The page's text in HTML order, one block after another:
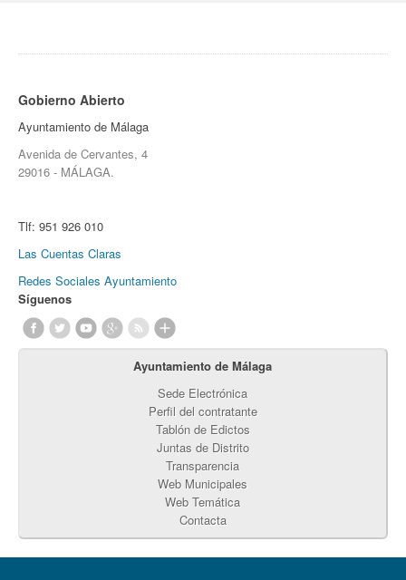
Gobierno Abierto
Ayuntamiento de Málaga
Avenida de Cervantes, 4
29016 - MÁLAGA.
Tlf: 951 926 010
Las Cuentas Claras
Redes Sociales Ayuntamiento
Síguenos
Ayuntamiento de Málaga
Sede Electrónica
Perfil del contratante
Tablón de Edictos
Juntas de Distrito
Transparencia
Web Municipales
Web Temática
Contacta